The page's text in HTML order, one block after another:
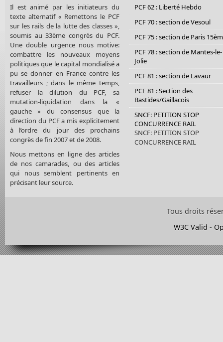
Il est animé par les initiateurs du
texte alternatif « Remettons le PCF
sur les rails de la lutte des classes »,
soumis au 33ème congrès du PCF.
Une double urgence nous motive:
combattre les nouveaux moyens
politiques que le capital mondialisé a
pu se donner en France contre les
travailleurs ; dans le même temps,
refuser la dilution du PCF, sa
mutation-liquidation dans la «
gauche » du consensus que la
direction du PCF a mis explicitement
à l’ordre du jour des prochains
congrès de fin 2007 et de 2008.
Nous mettons en ligne des articles
de nos camarades, ou des articles
qui nous semblent pertinents en
précisant leur source.
PCF 62 : Liberté Hebdo
PCF 70 : section de Vesoul
PCF 75 : section de Paris
PCF 78 : section de Mantes-le-
Jolie
PCF 81 : section de Lavaur
PCF 81 : Section des
Bastides/Gaillacois
SNCF: PETITION STOP
CONCURRENCE RAIL
SNCF: PETITION STOP
CONCURRENCE RAIL
Tous droits
W3C Valid -